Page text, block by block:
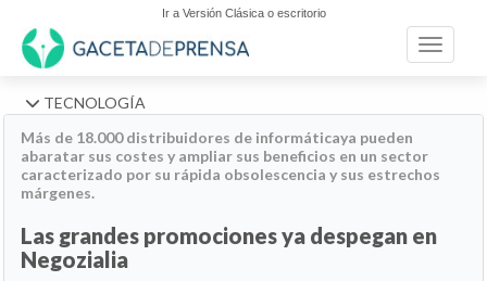
Ir a Versión Clásica o escritorio
Toggle
TECNOLOGÍA
Más de 18.000 distribuidores de informáticaya pueden
abaratar sus costes y ampliar sus beneficios en un sector
caracterizado por su rápida obsolescencia y sus estrechos
márgenes.
Las grandes promociones ya despegan en
Negozialia